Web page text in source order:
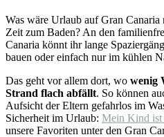
Was wäre Urlaub auf Gran
Zeit zum Baden? An den
Canaria könnt ihr lange
bauen oder einfach nur im kühlen
Das geht vor allem dort, wo wenig
Strand flach abfällt. So können
Aufsicht der Eltern gefahrlos im
Sicherheit im Urlaub: Mein Kind ist
unsere Favoriten unter den Gran